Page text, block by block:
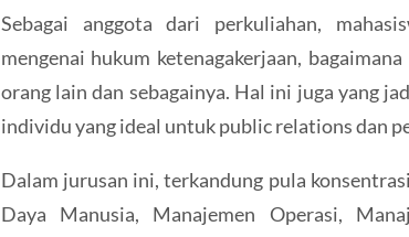
Sebagai anggota dari perkuliahan,
mengenai hukum ketenagakerjaan,
orang lain dan sebagainya. Hal ini juga yang
individu yang ideal untuk public relations dan
Dalam jurusan ini, terkandung pula
Daya Manusia, Manajemen Operasi,